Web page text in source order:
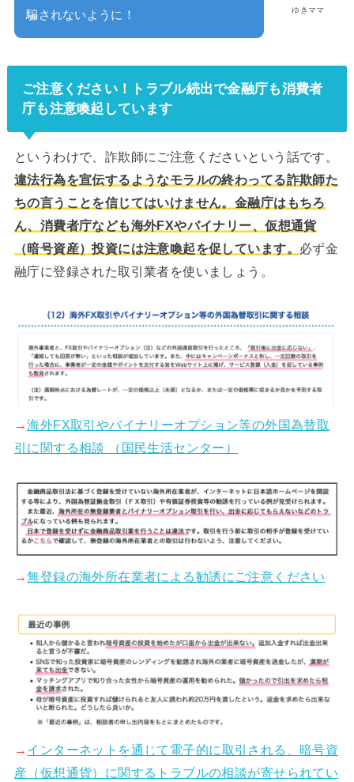
ゆきママ
騙されないように！
ご注意ください！トラブル続出で金融庁も消費者
庁も注意喚起しています
というわけで、詐欺師にご注意くださいという話です。
違法行為を宣伝するようなモラルの終わってる詐欺師た
ちの言うことを信じてはいけません。金融庁はもちろ
ん、消費者庁なども海外FXやバイナリー、仮想通貨
（暗号資産）投資には注意喚起を促しています。 必ず金
融庁に登録された取引業者を使いましょう。
→海外FX取引やバイナリーオプション等の外国為替取
引に関する相談 （国民生活センター）
→無登録の海外所在業者による勧誘にご注意ください
→ インターネットを通じて電子的に取引される、暗号資
産（仮想通貨）に関するトラブルの相談が寄せられてい